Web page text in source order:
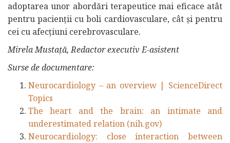
adoptarea unor abordări terapeutice mai eficace atât
pentru pacienții cu boli cardiovasculare, cât și pentru
cei cu afecțiuni cerebrovasculare.
Mirela Mustață, Redactor executiv E-asistent
Surse de documentare:
Neurocardiology – an overview | ScienceDirect
Topics
The heart and the brain: an intimate and
underestimated relation (nih.gov)
Neurocardiology: close interaction between